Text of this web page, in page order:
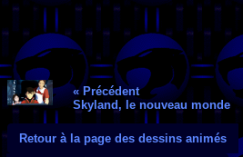
« Précédent
Skyland, le nouveau monde
Retour à la page des dessins animés